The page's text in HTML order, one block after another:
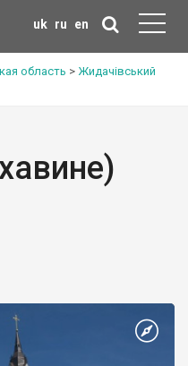
uk ru en
область > Жидачівський